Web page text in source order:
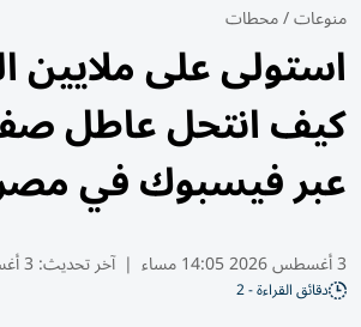
منوعات/محطات
استولى على ملايين
كيف انتحل عاطل
عبر فيسبوك في
3 أغسطس 2026 14:05 مساء | آخر تحديث: 3 أغسطس 14:19 2026
دقائق القراءة - 2